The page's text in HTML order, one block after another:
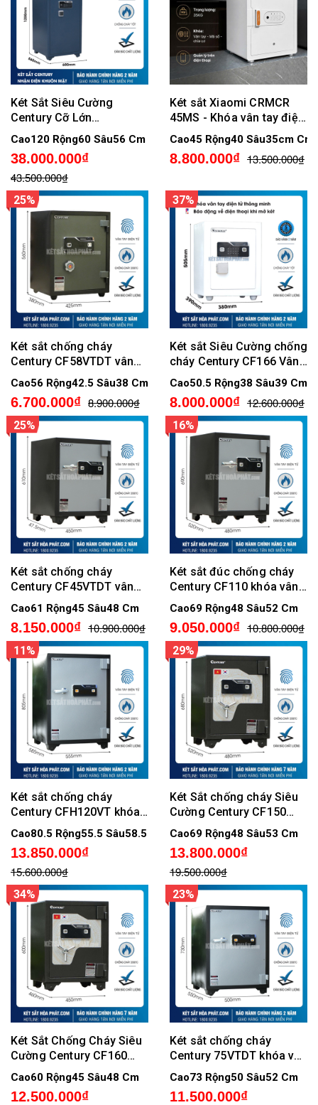
Két Sắt Siêu Cường
Century Cỡ Lớn
SPM120KM Khóa Nhận
Diện Khuôn Mặt
Cao120 Rộng60 Sâu56 Cm
38.000.000₫
43.500.000₫
Két sắt Xiaomi CRMCR
45MS - Khóa vân tay điện
tử định danh người mở
Cao45 Rộng40 Sâu35cm Cm
8.800.000₫ 13.500.000₫
25%
Két sắt chống cháy
Century CF58VTDT vân
tay điện tử
Cao56 Rộng42.5 Sâu38 Cm
6.700.000₫ 8.900.000₫
37%
Két sắt Siêu Cường chống
cháy Century CF166 Vân
tay điện tử cao cấp
Cao50.5 Rộng38 Sâu39 Cm
8.000.000₫ 12.600.000₫
25%
Két sắt chống cháy
Century CF45VTDT vân
tay điện tử
Cao61 Rộng45 Sâu48 Cm
8.150.000₫ 10.900.000₫
16%
Két sắt đúc chống cháy
Century CF110 khóa vân
tay điện tử mẫu mới
Cao69 Rộng48 Sâu52 Cm
9.050.000₫ 10.800.000₫
11%
Két sắt chống cháy
Century CFH120VT khóa
vân tay điện tử
Cao80.5 Rộng55.5 Sâu58.5 Cm
13.850.000₫
15.600.000₫
29%
Két Sắt chống cháy Siêu
Cường Century CF150
Vân Tay cao cấp, Cảnh
Báo Về Điện Thoại
Cao69 Rộng48 Sâu53 Cm
13.800.000₫
19.500.000₫
34%
Két Sắt Chống Cháy Siêu
Cường Century CF160
Vân Tay Điện Tử Cao Cấp,
Có Cảnh Báo Về Điện
Thoại
Cao60 Rộng45 Sâu48 Cm
12.500.000₫
23%
Két sắt chống cháy
Century 75VTDT khóa vân
tay điện tử
Cao73 Rộng50 Sâu52 Cm
11.500.000₫